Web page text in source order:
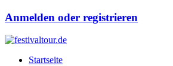
Anmelden oder registrieren
Startseite